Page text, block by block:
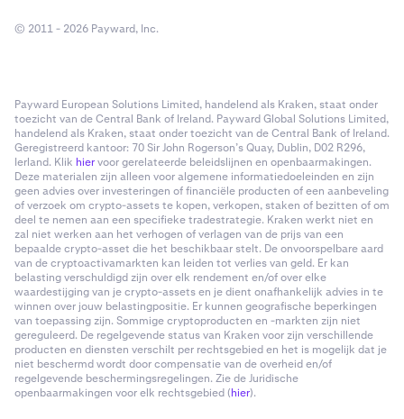
© 2011 - 2026 Payward, Inc.
Payward European Solutions Limited, handelend als Kraken, staat onder
toezicht van de Central Bank of Ireland. Payward Global Solutions Limited,
handelend als Kraken, staat onder toezicht van de Central Bank of Ireland.
Geregistreerd kantoor: 70 Sir John Rogerson’s Quay, Dublin, D02 R296,
Ierland. Klik hiervoor gerelateerde beleidslijnen en openbaarmakingen.
Deze materialen zijn alleen voor algemene informatiedoeleinden en zijn
geen advies over investeringen of financiële producten of een aanbeveling
of verzoek om crypto-assets te kopen, verkopen, staken of bezitten of om
deel te nemen aan een specifieke tradestrategie. Kraken werkt niet en
zal niet werken aan het verhogen of verlagen van de prijs van een
bepaalde crypto-asset die het beschikbaar stelt. De onvoorspelbare aard
van de cryptoactivamarkten kan leiden tot verlies van geld. Er kan
belasting verschuldigd zijn over elk rendement en/of over elke
waardestijging van je crypto-assets en je dient onafhankelijk advies in te
winnen over jouw belastingpositie. Er kunnen geografische beperkingen
van toepassing zijn. Sommige cryptoproducten en -markten zijn niet
gereguleerd. De regelgevende status van Kraken voor zijn verschillende
producten en diensten verschilt per rechtsgebied en het is mogelijk dat je
niet beschermd wordt door compensatie van de overheid en/of
regelgevende beschermingsregelingen. Zie de Juridische
openbaarmakingen voor elk rechtsgebied (hier).